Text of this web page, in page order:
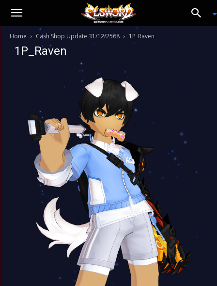
Home Cash Shop Update 31/12/2568 1P_Raven
1P_Raven